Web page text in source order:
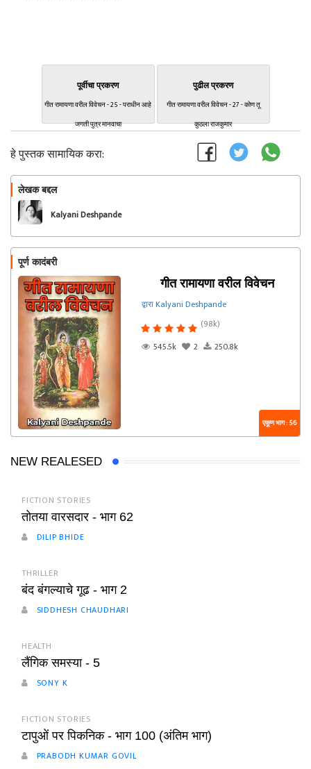
पूर्वीचा प्रकरण
गीत रामायणा वरील विवेचन - 25 - पराधीन आहे
जगती पुत्र मानवाचा
पुढील प्रकरण
गीत रामायणा वरील विवेचन - 27 - कोण तू
कुठला राजकुमार
हे पुस्तक सामायिक करा:
लेखक बद्दल
Kalyani Deshpande
पूर्ण कादंबरी
गीत रामायणा वरील विवेचन
द्वारा Kalyani Deshpande
(98k)
545.5k
2 250.8k
एकूण भाग : 56
NEW REALESED
FICTION STORIES
तोतया वारसदार - भाग 62
DILIP BHIDE
THRILLER
बंद बंगल्याचे गूढ - भाग 2
SIDDHESH CHAUDHARI
HEALTH
लैंगिक समस्या - 5
SONY K
FICTION STORIES
टापुओं पर पिकनिक - भाग 100 (अंतिम भाग)
PRABODH KUMAR GOVIL